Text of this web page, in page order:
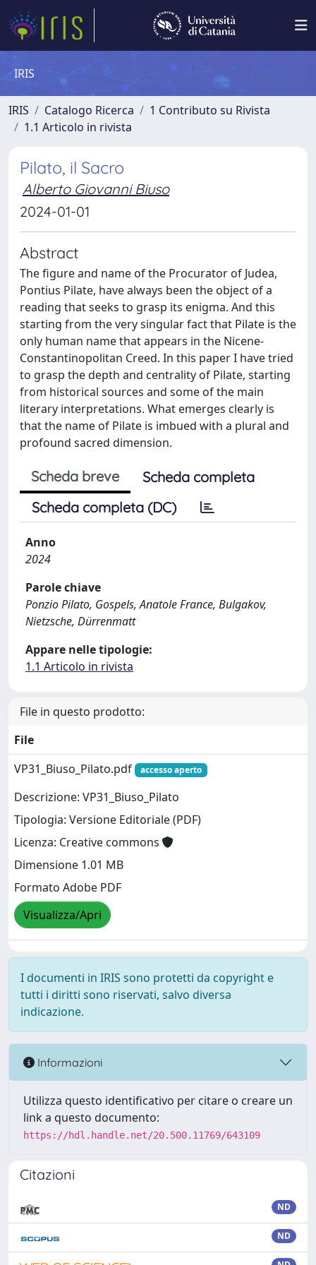
IRIS
IRIS Catalogo Ricerca
1 Contributo su Rivista
1.1 Articolo in rivista
Pilato, il Sacro
Alberto Giovanni Biuso
2024-01-01
Abstract
The figure and name of the Procurator of Judea,
Pontius Pilate, have always been the object of a
reading that seeks to grasp its enigma. And this
starting from the very singular fact that Pilate is the
only human name that appears in the Nicene-
Constantinopolitan Creed. In this paper I have tried
to grasp the depth and centrality of Pilate, starting
from historical sources and some of the main
literary interpretations. What emerges clearly is
that the name of Pilate is imbued with a plural and
profound sacred dimension.
Scheda breve
Scheda completa
Scheda completa (DC)
Anno
2024
Parole chiave
Ponzio Pilato, Gospels, Anatole France, Bulgakov,
Nietzsche, Dürrenmatt
Appare nelle tipologie:
1.1 Articolo in rivista
File in questo prodotto:
File
VP31_Biuso_Pilato.pdf
accesso aperto
Descrizione: VP31_Biuso_Pilato
Tipologia: Versione Editoriale (PDF)
Licenza: Creative commons
Dimensione 1.01 MB
Formato Adobe PDF
Visualizza/Apri
I documenti in IRIS sono protetti da copyright e
tutti i diritti sono riservati, salvo diversa
indicazione.
Informazioni
Utilizza questo identificativo per citare o creare un
link a questo documento:
https://hdl.handle.net/20.500.11769/643109
Citazioni
ND
ND